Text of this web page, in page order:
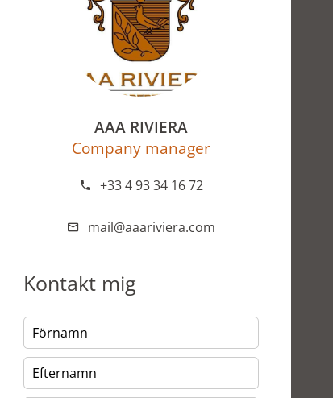
AAA RIVIERA
Company manager
+33 4 93 34 16 72
mail@aaariviera.com
Kontakt mig